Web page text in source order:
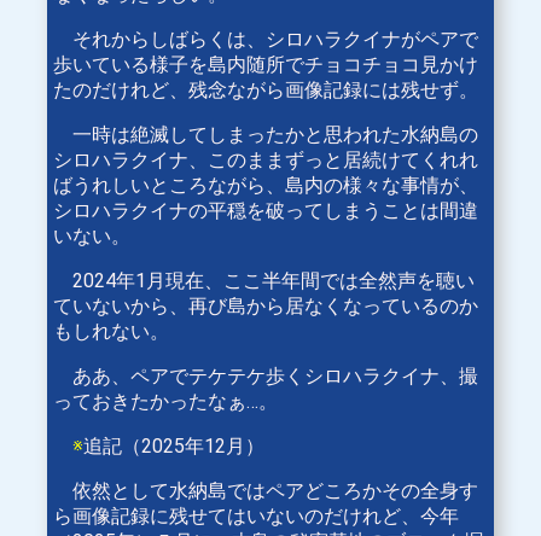
それからしばらくは、シロハラクイナがペアで
歩いている様子を島内随所でチョコチョコ見かけ
たのだけれど、残念ながら画像記録には残せず。
一時は絶滅してしまったかと思われた水納島の
シロハラクイナ、このままずっと居続けてくれれ
ばうれしいところながら、島内の様々な事情が、
シロハラクイナの平穏を破ってしまうことは間違
いない。
2024年1月現在、ここ半年間では全然声を聴い
ていないから、再び島から居なくなっているのか
もしれない。
ああ、ペアでテケテケ歩くシロハラクイナ、撮
っておきたかったなぁ…。
※追記（2025年12月）
依然として水納島ではペアどころかその全身す
ら画像記録に残せてはいないのだけれど、今年